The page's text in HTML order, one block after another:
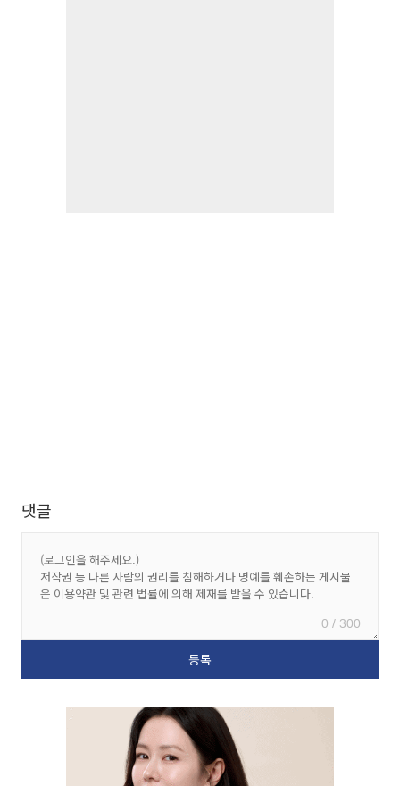
댓글
0 / 300